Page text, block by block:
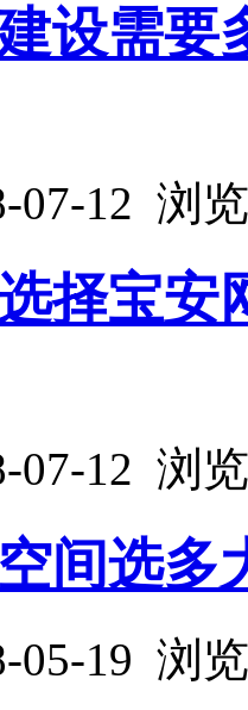
设需要
07-12 浏
择宝安
07-12 浏
间选多
05-19 浏